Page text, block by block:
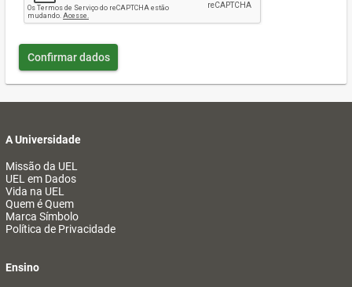
Confirmar dados
A Universidade
Missão da UEL
UEL em Dados
Vida na UEL
Quem é Quem
Marca Símbolo
Política de Privacidade
Ensino